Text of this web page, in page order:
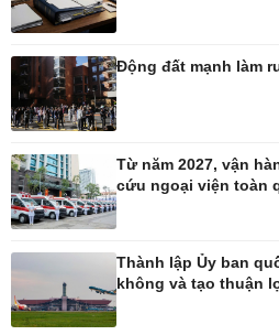
Ô tô - Xe máy
Tư vấn
Động đất mạnh làm
Từ năm 2027, vận
cứu ngoại viện toàn
Thành lập Ủy ban
không và tạo thuận